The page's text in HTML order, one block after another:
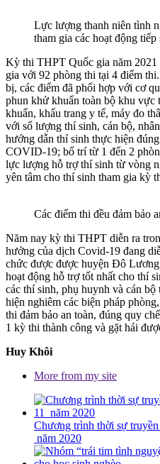
Lực lượng thanh niên tình
tham gia các hoạt động tiếp
Kỳ thi THPT Quốc gia năm
gia với 92 phòng thi tại 4 điểm
bị, các điểm đã phối hợp với cơ
phun khử khuẩn toàn bộ khu vực
khuẩn, khẩu trang y tế, máy đo
với số lượng thí sinh, cán bộ,
hướng dẫn thí sinh thực hiện
COVID-19; bố trí từ 1 đến 2
lực lượng hỗ trợ thí sinh từ vòng
yên tâm cho thí sinh tham gia kỳ
Các điểm thi đều đảm bảo
Năm nay kỳ thi THPT diễn ra
hưởng của dịch Covid-19 đang
chức được được huyện Đô
hoạt động hỗ trợ tốt nhất cho thí
các thí sinh, phụ huynh và cán
hiện nghiêm các biện pháp
thi đảm bảo an toàn, đúng quy
1 kỳ thi thành công và gặt hái
Huy Khôi
More from my site
Chương trình thời sự
năm 2020